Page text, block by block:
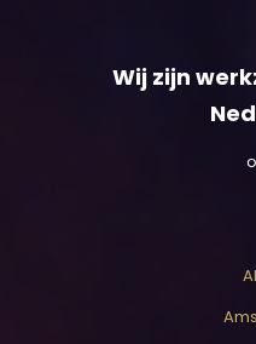
Wij zijn